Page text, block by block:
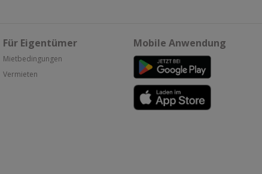
Für Eigentümer
Mietbedingungen
Vermieten
Mobile Anwendung